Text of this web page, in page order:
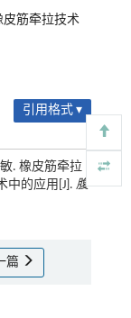
皮筋牵拉技术
引用格式 ▾
. 橡皮筋牵拉
的应用[J]. 腹
篇